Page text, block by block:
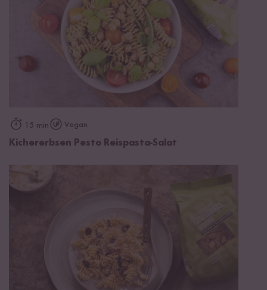
15 min Vegan
Kichererbsen Pesto Reispasta-Salat